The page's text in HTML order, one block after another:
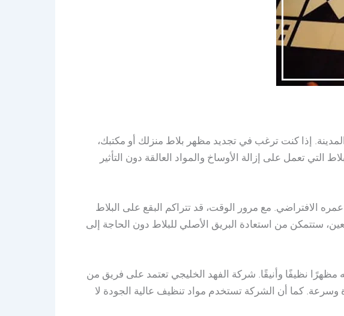
إذا كنت ترغب في تجديد مظهر بلاط منزلك أو مكتبك،
تعمل على إزالة الأوساخ والمواد العالقة دون التأثير
الافتراضي. مع مرور الوقت، قد تتراكم البقع على البلاط
من استعادة البريق الأصلي للبلاط دون الحاجة إلى
نظيفًا وأنيقًا. شركة الفهد الخليجي تعتمد على فريق من
وسرعة. كما أن الشركة تستخدم مواد تنظيف عالية الجودة لا